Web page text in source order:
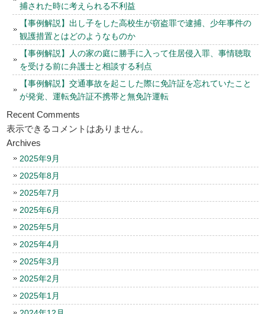
捕された時に考えられる不利益
【事例解説】出し子をした高校生が窃盗罪で逮捕、少年事件の
観護措置とはどのようなものか
【事例解説】人の家の庭に勝手に入って住居侵入罪、事情聴取
を受ける前に弁護士と相談する利点
【事例解説】交通事故を起こした際に免許証を忘れていたこと
が発覚、運転免許証不携帯と無免許運転
Recent Comments
表示できるコメントはありません。
Archives
2025年9月
2025年8月
2025年7月
2025年6月
2025年5月
2025年4月
2025年3月
2025年2月
2025年1月